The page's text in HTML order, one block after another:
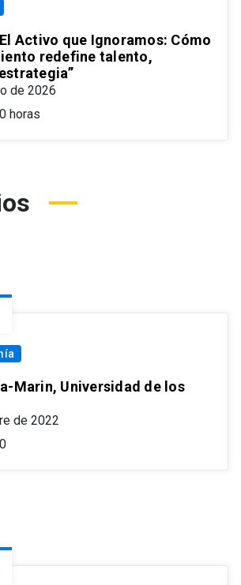
Activo que Ignoramos: Cómo
redefine talento,
de 2026
horas
Marin, Universidad de los
de 2022